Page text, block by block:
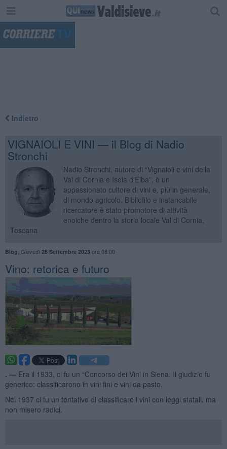
Indietro
VIGNAIOLI E VINI — il Blog di Nadio
Stronchi
Nadio Stronchi, autore di “Vignaioli e vini della
Val di Cornia e Isola d’Elba”, è un
appassionato cultore di vini e, più in generale,
di mondo agricolo. Bibliofilo e instancabile
ricercatore è stato promotore di attività
enoiche dentro la storia locale Val di Cornia,
Toscana
Blog Giovedì 28 Settembre 2023ore 08:00
​Vino: retorica e futuro
. — Era il 1933, ci fu un “Concorso dei Vini in Siena. Il giudizio fu
generico: classificarono in vini fini e vini da pasto.
Nel 1937 ci fu un tentativo di classificare i vini con leggi statali, ma
non misero radici.